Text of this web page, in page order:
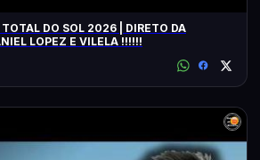
DO SOL 2026 | DIRETO DA
LOPEZ E VILELA !!!!!!